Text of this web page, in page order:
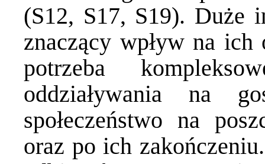
(S12, S17, S19). Duże
znaczący wpływ na
potrzeba
oddziaływania na
społeczeństwo na
oraz po ich